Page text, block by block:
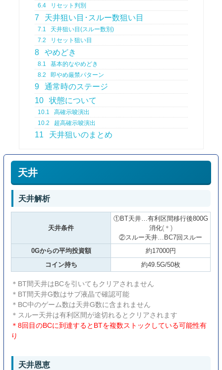
6.4
リセット判別
7 天井狙い目･スルー数狙い目
7.1
天井狙い目(スルー数別)
7.2
リセット狙い目
8 やめどき
8.1
基本的なやめどき
8.2
即やめ厳禁パターン
9
通常時のステージ
10
状態について
10.1
高確示唆演出
10.2
超高確示唆演出
11 天井狙いのまとめ
天井
天井解析
天井条件
①BT天井…有利区間移行後800G
消化(＊)
②スルー天井…BC7回スルー
0Gからの平均投資額
約17000円
コイン持ち
約49.5G/50枚
＊BT間天井はBCを引いてもクリアされません
＊BT間天井G数はサブ液晶で確認可能
＊BC中のゲーム数は天井G数に含まれません
＊スルー天井は有利区間が途切れるとクリアされます
＊8回目のBCに到達するとBTを複数ストックしている可能性有
り
天井恩恵